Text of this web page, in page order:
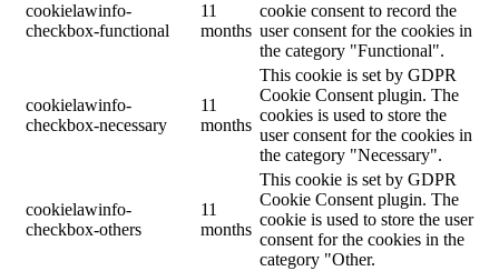
cookielawinfo-
checkbox-functional
11
months
cookie consent to record the
user consent for the cookies in
the category "Functional".
cookielawinfo-
checkbox-necessary
11
months
This cookie is set by GDPR
Cookie Consent plugin. The
cookies is used to store the
user consent for the cookies in
the category "Necessary".
cookielawinfo-
checkbox-others
11
months
This cookie is set by GDPR
Cookie Consent plugin. The
cookie is used to store the user
consent for the cookies in the
category "Other.